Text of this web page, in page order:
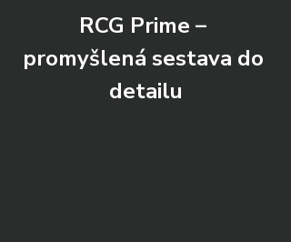
RCG Prime –
promyšlená sestava do
detailu